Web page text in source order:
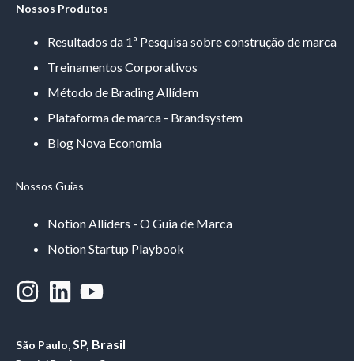
Nossos Produtos
Resultados da 1ª Pesquisa sobre construção de marca
Treinamentos Corporativos
Método de Brading Allídem
Plataforma de marca - Brandsystem
Blog Nova Economia
Nossos Guias
Notion Allíders - O Guia de Marca
Notion Startup Playbook
São Paulo, SP, Brasil